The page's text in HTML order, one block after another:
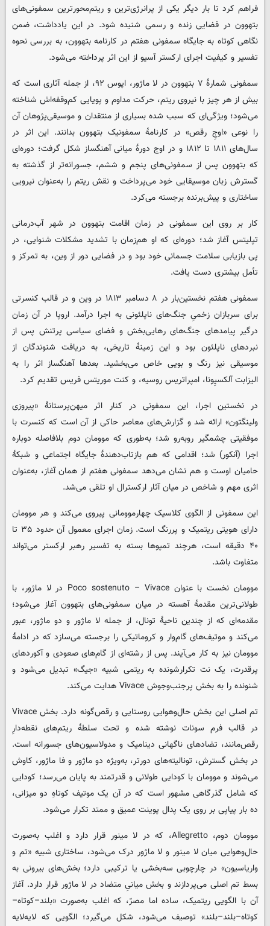
فراهم کرد تا بار دیگر یکی از پرانرژی‌ترین و ریتم‌محورترین سمفونی‌های
بتهوون در فضایی زنده و رسمی شنیده شود. در این یادداشت، ضمن
نگاهی کوتاه به جایگاه سمفونی هفتم در کارنامه بتهوون، به بررسی نحوه
تفسیر و کیفیت اجرای ارکستر آسیو از این اثر پرداخته می‌شود.
سمفونی شمارهٔ ۷ بتهوون در لا ماژور، اپوس ۹۲، از جمله آثاری است که
بیش از هر چیز با نیروی ریتم، حرکت مداوم و پویایی کم‌وقفه‌اش شناخته
می‌شود؛ ویژگی‌ای که سبب شده بسیاری از منتقدان و موسیقی‌پژوهان آن
را نوعی «اوجِ رقص» در کارنامهٔ سمفونیک بتهوون بدانند. این اثر در
سال‌های ۱۸۱۱ تا ۱۸۱۲ و در اوج دورهٔ میانی آهنگساز شکل گرفت؛ دوره‌ای
که بتهوون پس از سمفونی‌های پنجم و ششم، جسورانه‌تر از گذشته به
گسترش زبان موسیقایی خود می‌پرداخت و نقش ریتم را به‌عنوان نیرویی
ساختاری و پیش‌برنده برجسته می‌کرد.
کار بر روی این سمفونی در زمان اقامت بتهوون در شهر آب‌درمانی
تپلیتس آغاز شد؛ دوره‌ای که او هم‌زمان با تشدید مشکلات شنوایی، در
پی بازیابی سلامت جسمانی خود بود و در فضایی دور از وین، به تمرکز و
تأمل بیشتری دست یافت.
سمفونی هفتم نخستین‌بار در ۸ دسامبر ۱۸۱۳ در وین و در قالب کنسرتی
برای سربازان زخمیِ جنگ‌های ناپلئونی به اجرا درآمد. اروپا در آن زمان
درگیر پیامدهای جنگ‌های رهایی‌بخش و فضای سیاسی پرتنش پس از
نبردهای ناپلئون بود و این زمینهٔ تاریخی، به دریافت شنوندگان از
موسیقی نیز رنگ و بویی خاص می‌بخشید. بعدها آهنگساز اثر را به
الیزابت آلکسیِونا، امپراتریس روسیه، و کنت موریتس فریس تقدیم کرد.
در نخستین اجرا، این سمفونی در کنار اثر میهن‌پرستانهٔ «پیروزی
ولینگتون» ارائه شد و گزارش‌های معاصر حاکی از آن است که کنسرت با
موفقیتی چشمگیر روبه‌رو شد؛ به‌طوری که موومان دوم بلافاصله دوباره
اجرا (آنکور) شد؛ اقدامی که هم بازتاب‌دهندهٔ جایگاه اجتماعی و شبکهٔ
حامیان اوست و هم نشان می‌دهد سمفونی هفتم از همان آغاز، به‌عنوان
اثری مهم و شاخص در میان آثار ارکسترال او تلقی می‌شد.
این سمفونی از الگوی کلاسیک چهارموومانی پیروی می‌کند و هر موومان
دارای هویتی ریتمیک و پررنگ است. زمان اجرای معمول آن حدود ۳۵ تا
۴۰ دقیقه است، هرچند تمپوها بسته به تفسیر رهبر ارکستر می‌تواند
متفاوت باشد.
موومان نخست با عنوان Poco sostenuto – Vivace در لا ماژور، با
طولانی‌ترین مقدمهٔ آهسته در میان سمفونی‌های بتهوون آغاز می‌شود؛
مقدمه‌ای که از چندین ناحیهٔ تونال، از جمله لا ماژور و دو ماژور، عبور
می‌کند و موتیف‌های گام‌وار و کروماتیکی را برجسته می‌سازد که در ادامهٔ
موومان نیز به کار می‌آیند. پس از رشته‌ای از گام‌های صعودی و آکوردهای
پرقدرت، یک نت تکرارشونده به ریتمی شبیه «جیگ» تبدیل می‌شود و
شنونده را به بخش پرجنب‌وجوش Vivace هدایت می‌کند.
تم اصلی این بخش حال‌وهوایی روستایی و رقص‌گونه دارد. بخش Vivace
در قالب فرم سونات نوشته شده و تحت سلطهٔ ریتم‌های نقطه‌دارِ
رقص‌مانند، تضادهای ناگهانی دینامیک و مدولاسیون‌های جسورانه است.
در بخش گسترش، تونالیته‌های دورتر، به‌ویژه دو ماژور و فا ماژور، کاوش
می‌شوند و موومان با کودایی طولانی و قدرتمند به پایان می‌رسد؛ کودایی
که شامل گذرگاهی مشهور است که در آن یک موتیف کوتاهِ دو میزانی،
ده بار پیاپی بر روی یک پدال پوینت عمیق و ممتد تکرار می‌شود.
موومان دوم، Allegretto، که در لا مینور قرار دارد و اغلب به‌صورت
حال‌وهوایی میان لا مینور و لا ماژور درک می‌شود، ساختاری شبیه «تم و
واریاسیون» در چارچوبی سه‌بخشی یا ترکیبی دارد؛ بخش‌های بیرونی به
بسط تم اصلی می‌پردازند و بخش میانیِ متضاد در لا ماژور قرار دارد. آغاز
آن با الگویی ریتمیک، ساده اما مصرّ، که اغلب به‌صورت «بلند–کوتاه–
کوتاه–بلند–بلند» توصیف می‌شود، شکل می‌گیرد؛ الگویی که لایه‌لایه